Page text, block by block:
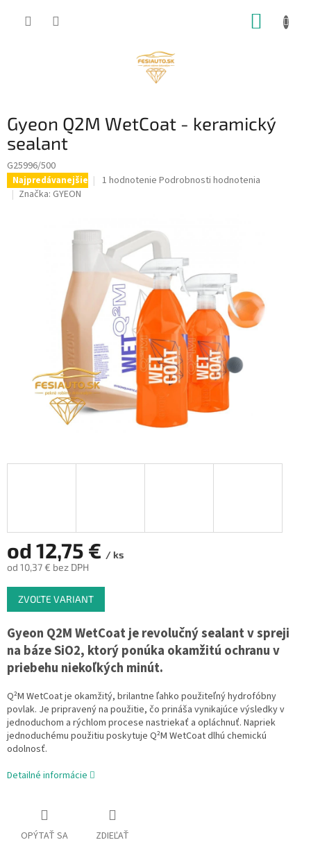
Gyeon Q2M WetCoat - keramický
sealant
G25996/500
Najpredávanejšie
Priemerné
5,0
z
5
hviezdičiek.
1 hodnotenie Podrobnosti hodnotenia
Značka: GYEON
od 12,75 € / ks
od 10,37 € bez DPH
Jednotková
cena:
ZVOĽTE VARIANT
Gyeon Q2M WetCoat je revolučný sealant v spreji
na báze SiO2, ktorý ponúka okamžitú ochranu v
priebehu niekoľkých minút.
Q²M WetCoat je okamžitý, brilantne ľahko použiteľný hydrofóbny
povlak. Je pripravený na použitie, čo prináša vynikajúce výsledky v
jednoduchom a rýchlom procese nastriekať a opláchnuť. Napriek
jednoduchému použitiu poskytuje Q²M WetCoat dlhú chemickú
odolnosť.
Detailné informácie
OPÝTAŤ SA ZDIEĽAŤ